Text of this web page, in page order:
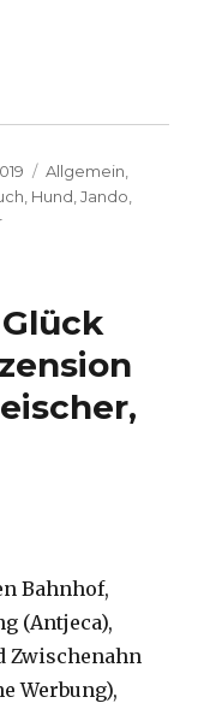
Kategorien
Allgemein
Hund ,Jando
zu
von
Fleischer,
Welver
2019
Bahnhof,
(Antjeca),
Zwischenahn
Werbung),